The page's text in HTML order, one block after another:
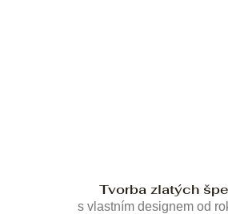
Tvorba zlatých
s vlastním designem od